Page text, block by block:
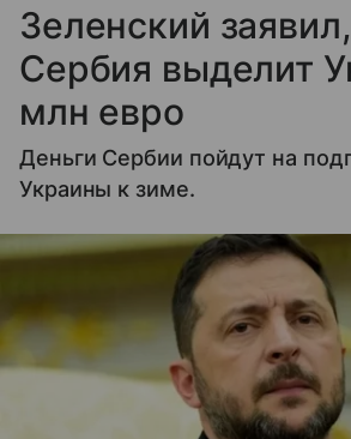
Зеленский
Сербия выделит
млн евро
Деньги Сербии пойдут на
Украины к зиме.